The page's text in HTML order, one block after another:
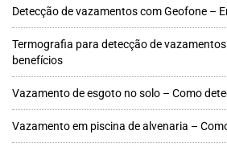
Detecção de vazamentos com Geofone –
Termografia para detecção de
benefícios
Vazamento de esgoto no solo – Como
Vazamento em piscina de alvenaria –